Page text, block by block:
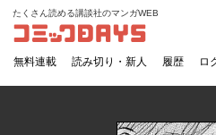
コミックDAYS
たくさん読める講談社のマンガWEB
無料連載 読み切り・新人 履歴 ロ